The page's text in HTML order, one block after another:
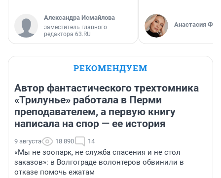
Александра Исмайлова
заместитель главного
редактора 63.RU
Анастасия
РЕКОМЕНДУЕМ
Автор фантастического трехтомника
«Трилунье» работала в Перми
преподавателем, а первую книгу
написала на спор — ее история
9 августа 18 890 14
«Мы не зоопарк, не служба спасения и не стол
заказов»: в Волгограде волонтеров обвинили в
отказе помочь ежатам